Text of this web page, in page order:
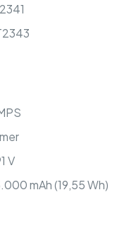
V
mAh (19,55 Wh)